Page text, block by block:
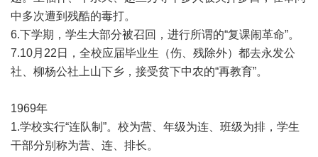
中多次遭到残酷的毒打。
6.下学期，学生大部分被召回，进行所谓的“复课闹革命”。
7.10月22日，全校应届毕业生（伤、残除外）都去永发公
社、柳杨公社上山下乡，接受贫下中农的“再教育”。
1969年
1.学校实行“连队制”。校为营、年级为连、班级为排，学生
干部分别称为营、连、排长。